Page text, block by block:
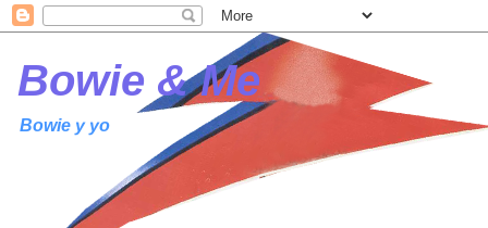
Bowie & Me
Bowie y yo